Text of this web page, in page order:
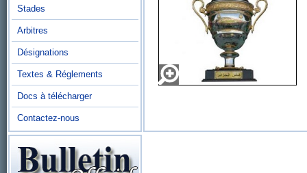
Stades
Arbitres
Désignations
Textes & Réglements
Docs à télécharger
Contactez-nous